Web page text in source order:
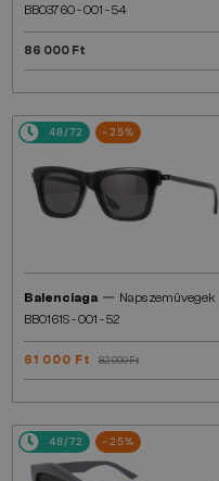
BB0376O - 001 - 54
86 000 Ft
48/72 -25%
Balenciaga — Napszemüvegek
BB0161S - 001 - 52
61 000 Ft 82 000 Ft
48/72 -25%